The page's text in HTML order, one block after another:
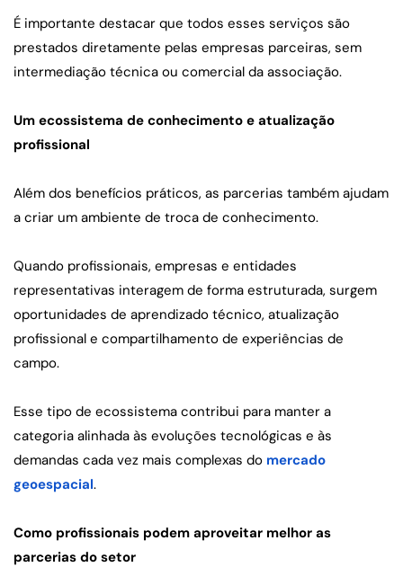
É importante destacar que todos esses serviços são
prestados diretamente pelas empresas parceiras, sem
intermediação técnica ou comercial da associação.
Um ecossistema de conhecimento e atualização
profissional
Além dos benefícios práticos, as parcerias também ajudam
a criar um ambiente de troca de conhecimento.
Quando profissionais, empresas e entidades
representativas interagem de forma estruturada, surgem
oportunidades de aprendizado técnico, atualização
profissional e compartilhamento de experiências de
campo.
Esse tipo de ecossistema contribui para manter a
categoria alinhada às evoluções tecnológicas e às
demandas cada vez mais complexas do mercado
geoespacial.
Como profissionais podem aproveitar melhor as
parcerias do setor